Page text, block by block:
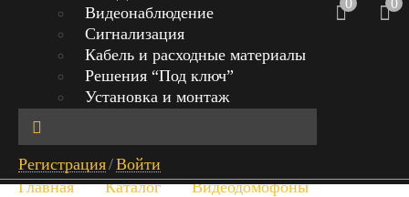
Видеонаблюдение
Сигнализация
Кабель и расходные материалы
Решения “Под ключ”
Установка и монтаж
Найт
и
0 0
Регистрация/Войти
д.1 стр.1, офис 429
0 руб.
+7 (999) 842-40-20
Главная Каталог
Видеодомофоны